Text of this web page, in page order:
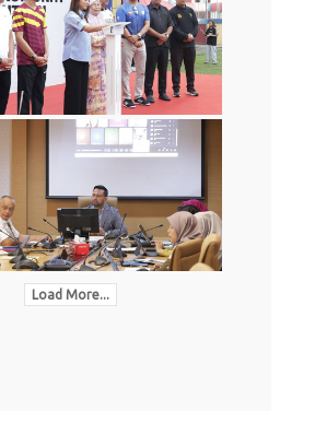
Load More...